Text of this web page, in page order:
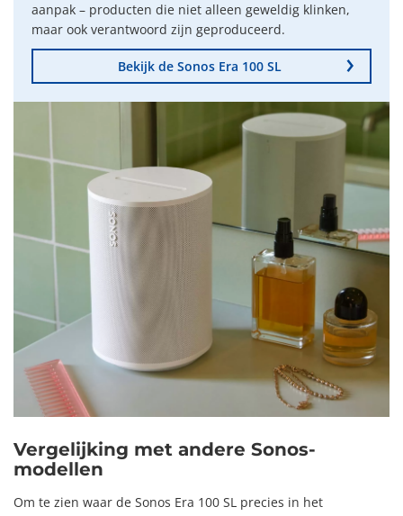
aanpak – producten die niet alleen geweldig klinken,
maar ook verantwoord zijn geproduceerd.
Bekijk de Sonos Era 100 SL
Vergelijking met andere Sonos-
modellen
Om te zien waar de Sonos Era 100 SL precies in het